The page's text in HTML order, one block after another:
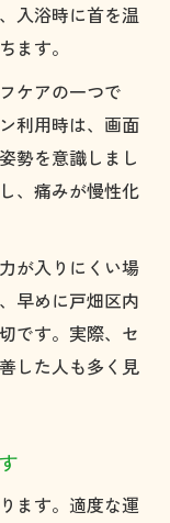
入浴時に首を温
ます。
ケアの一つで
利用時は、画面
勢を意識しまし
、痛みが慢性化
が入りにくい場
早めに戸畑区内
です。実際、セ
した人も多く見
ます。適度な運